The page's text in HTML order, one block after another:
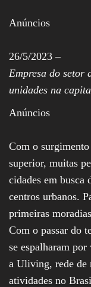
Anúncios
26/5/2023 –
Empresa do setor
unidades na
Anúncios
Com o
superior, muitas
cidades em busca
centros urbanos.
primeiras
Com o passar do
se espalharam
a Uliving, rede de
atividades no